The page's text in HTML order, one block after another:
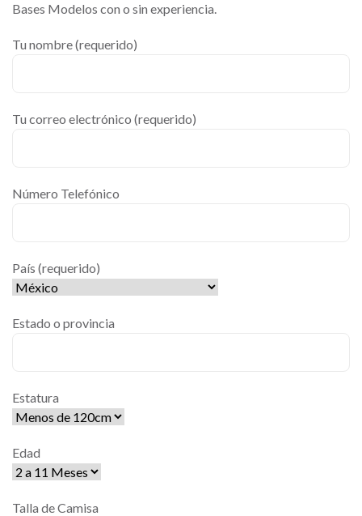
Bases Modelos con o sin experiencia.
Tu nombre (requerido)
Tu correo electrónico (requerido)
Número Telefónico
País (requerido)
Estado o provincia
Estatura
Edad
Talla de Camisa